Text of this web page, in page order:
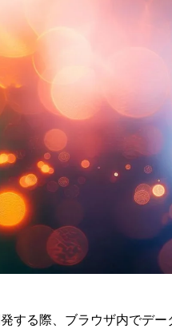
する際、ブラウザ内でデ